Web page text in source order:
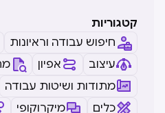
קטגוריות
חיפוש עבודה וראיונות
עיצוב
אפיון
מתודות ושיטות עבודה
כלים
מיקרוקופי